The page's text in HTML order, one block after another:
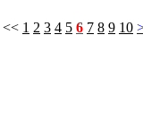
<< 1 2 3 4 5 6 7 8 9 10